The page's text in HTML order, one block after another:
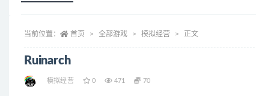
当前位置： 首页 全部游戏 模拟经营 正文
Ruinarch
模拟经营 0 471 70